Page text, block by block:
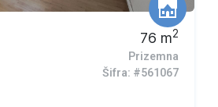
76 m2
Prizemna
Šifra: #561067